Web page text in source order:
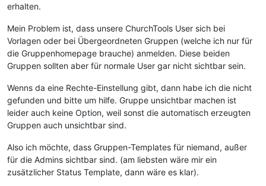
erhalten.
Mein Problem ist, dass unsere ChurchTools User sich bei
Vorlagen oder bei Übergeordneten Gruppen (welche ich nur für
die Gruppenhomepage brauche) anmelden. Diese beiden
Gruppen sollten aber für normale User gar nicht sichtbar sein.
Wenns da eine Rechte-Einstellung gibt, dann habe ich die nicht
gefunden und bitte um hilfe. Gruppe unsichtbar machen ist
leider auch keine Option, weil sonst die automatisch erzeugten
Gruppen auch unsichtbar sind.
Also ich möchte, dass Gruppen-Templates für niemand, außer
für die Admins sichtbar sind. (am liebsten wäre mir ein
zusätzlicher Status Template, dann wäre es klar).